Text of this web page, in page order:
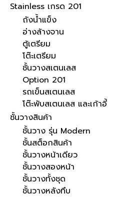
Stainless เกรด 201
ถังน้ำแข็ง
อ่างล้างจาน
ตู้เตรียม
โต๊ะเตรียม
ชั้นวางสเตนเลส
Option 201
รถเข็นสเตนเลส
โต๊ะพับสเตนเลส และเก้าอี้
ชั้นวางสินค้า
ชั้นวาง รุ่น Modern
ชั้นสต็อกสินค้า
ชั้นวางหน้าเดียว
ชั้นวางสองหน้า
ชั้นวางทั้งชุด
ชั้นวางหลังทึบ